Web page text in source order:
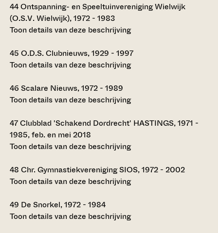
44Ontspanning- en Speeltuinvereniging Wielwijk
(O.S.V. Wielwijk), 1972 - 1983
Toon details van deze beschrijving
45 O.D.S. Clubnieuws, 1929 - 1997
Toon details van deze beschrijving
46 Scalare Nieuws, 1972 - 1989
Toon details van deze beschrijving
47Clubblad 'Schakend Dordrecht' HASTINGS, 1971 -
1985, feb. en mei 2018
Toon details van deze beschrijving
48 Chr. Gymnastiekvereniging SIOS, 1972 - 2002
Toon details van deze beschrijving
49 De Snorkel, 1972 - 1984
Toon details van deze beschrijving